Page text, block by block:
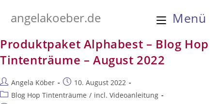
Inhaltangelakoeber.de Menü
Produktpaket Alphabest – Blog Hop
Tintenträume – August 2022
Beitrags-
Autor:
Angela Köber
Beitrag
veröffentlicht:
10. August 2022
Beitrags-
Blog Hop Tintenträume / incl. Videoanleitung